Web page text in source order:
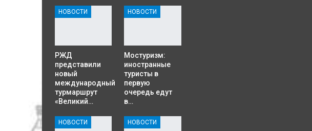
НОВОСТИ
РЖД
представили
новый
международный
турмаршрут
«Великий…
НОВОСТИ
Мостуризм:
иностранные
туристы в
первую
очередь едут
в…
НОВОСТИ НОВОСТИ